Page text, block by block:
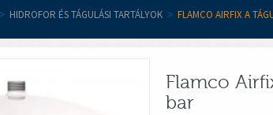
> HIDROFOR ÉS TÁGULÁSI TARTÁLYOK > FLAMCO AIRFIX A
Flamco
bar